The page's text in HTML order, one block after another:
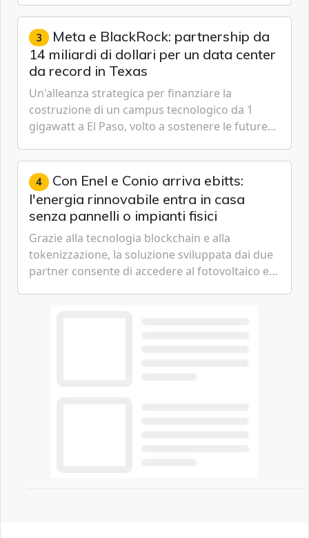
gestione continua del rischio.
3 Meta e BlackRock: partnership da
14 miliardi di dollari per un data center
da record in Texas
Un'alleanza strategica per finanziare la
costruzione di un campus tecnologico da 1
gigawatt a El Paso, volto a sostenere le future
artificiale dell'azienda di Mark Zuckerberg.
4 Con Enel e Conio arriva ebitts:
l'energia rinnovabile entra in casa
senza pannelli o impianti fisici
Grazie alla tecnologia blockchain e alla
tokenizzazione, la soluzione sviluppata dai due
partner consente di accedere al fotovoltaico e